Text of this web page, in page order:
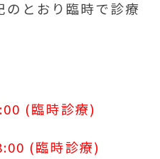
とおり臨時で診療
(臨時診療)
(臨時診療)